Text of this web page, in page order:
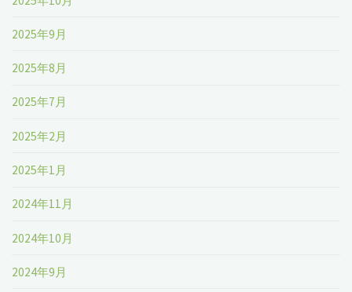
2025年9月
2025年8月
2025年7月
2025年2月
2025年1月
2024年11月
2024年10月
2024年9月